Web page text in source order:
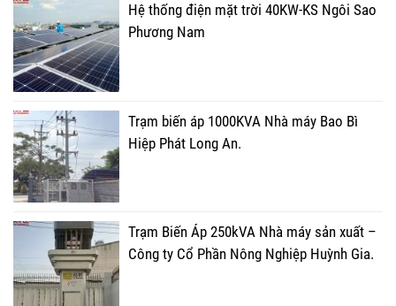
Hệ thống điện mặt trời 40KW-KS Ngôi Sao
Phương Nam
Trạm biến áp 1000KVA Nhà máy Bao Bì
Hiệp Phát Long An.
Trạm Biến Áp 250kVA Nhà máy sản xuất –
Công ty Cổ Phần Nông Nghiệp Huỳnh Gia.